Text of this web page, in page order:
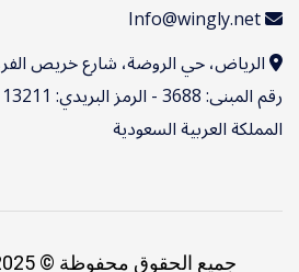
الرياض، حي الروضة، شارع خريص
رقم المبنى: 3688 - الرمز البريدي: 13211
المملكة العربية السعودية
جميع الحقوق محفوظة © 2025 لشركة وينجلي